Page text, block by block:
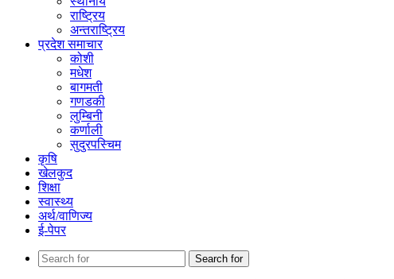
राष्ट्रिय
अन्तराष्ट्रिय
प्रदेश समाचार
कोशी
मधेश
बागमती
गणडकी
लुम्बिनी
कर्णाली
सुदुरपस्चिम
कृषि
खेलकुद
शिक्षा
स्वास्थ्य
अर्थ/वाणिज्य
ई-पेपर
Search for